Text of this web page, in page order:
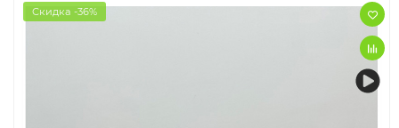
Скидка -36%